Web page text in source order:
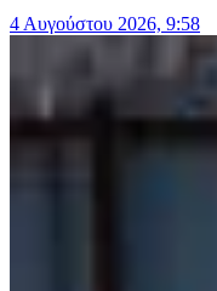
4 Αυγούστου 2026, 9:58